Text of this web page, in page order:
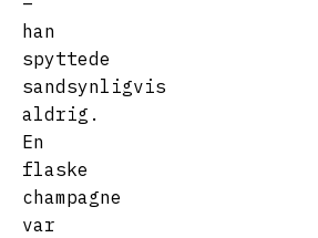
han
spyttede
sandsynligvis
aldrig.
En
flaske
champagne
var